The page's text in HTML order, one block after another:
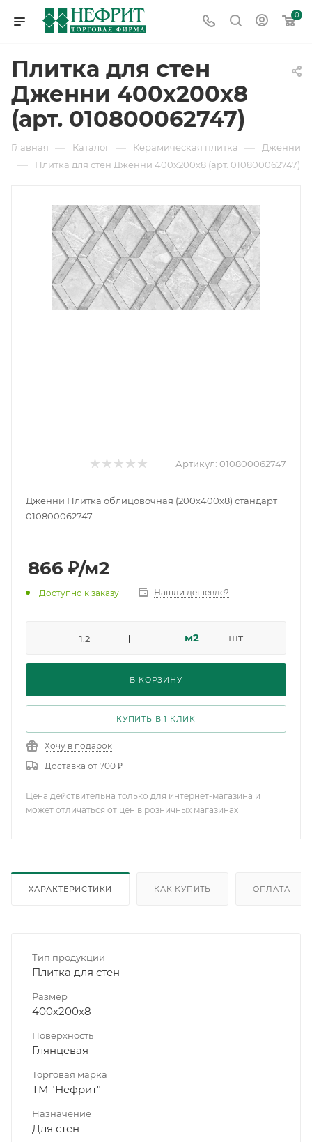
0
Плитка для стен
Дженни 400х200х8
(арт. 010800062747)
Главная — Каталог — Керамическая плитка — Дженни
— Плитка для стен Дженни 400х200х8 (арт. 010800062747)
Артикул: 010800062747
Дженни Плитка облицовочная (200х400х8) стандарт
010800062747
866 ₽/м2
Доступно к заказу Нашли дешевле?
м2 шт
В КОРЗИНУ
КУПИТЬ В 1 КЛИК
Хочу в подарок
Доставка от 700 ₽
Цена действительна только для интернет-магазина и
может отличаться от цен в розничных магазинах
ХАРАКТЕРИСТИКИ КАК КУПИТЬ ОПЛАТА
Тип продукции
Плитка для стен
Размер
400х200х8
Поверхность
Глянцевая
Торговая марка
ТМ "Нефрит"
Назначение
Для стен